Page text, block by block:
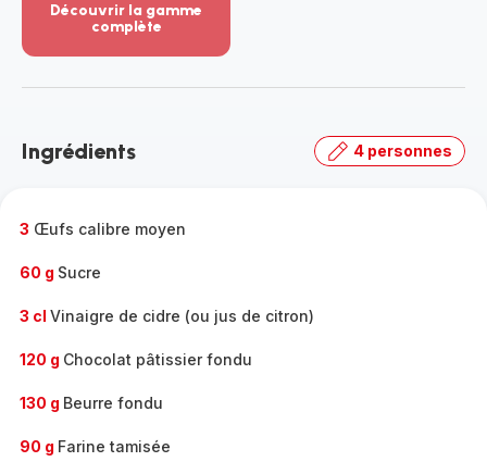
Découvrir la gamme
complète
-
gamme
Ingrédients 4 personnes
3 Œufs calibre moyen
60 g Sucre
3 cl Vinaigre de cidre (ou jus de citron)
120 g Chocolat pâtissier fondu
130 g Beurre fondu
90 g Farine tamisée